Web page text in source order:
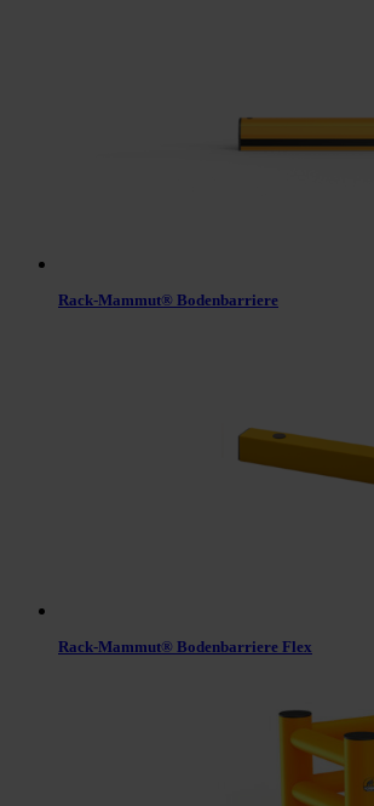
Rack-Mammut® Bodenbarriere
Rack-Mammut® Bodenbarriere Flex